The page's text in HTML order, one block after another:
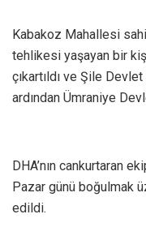
Kabakoz Mahallesi
tehlikesi yaşayan bir
çıkartıldı ve Şile
ardından Ümraniye
DHA’nın cankurtaran
Pazar günü boğulmak
edildi.